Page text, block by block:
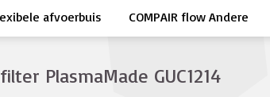
afvoerbuis COMPAIR flow Andere
PlasmaMade GUC1214